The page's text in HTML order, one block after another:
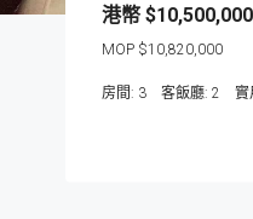
$10,500,000
$10,820,000
房間: 3 客飯廳: 2